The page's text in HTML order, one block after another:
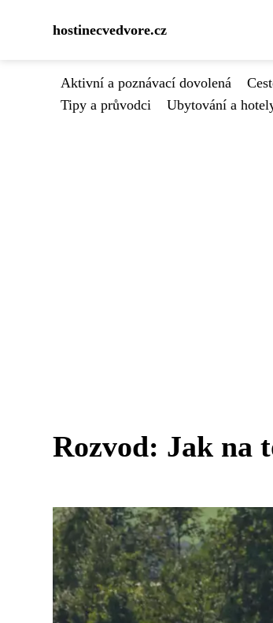
hostinecvedvore.cz
Aktivní a poznávací dovolená
Tipy a průvodci
Ubytování a
Rozvod: Jak na